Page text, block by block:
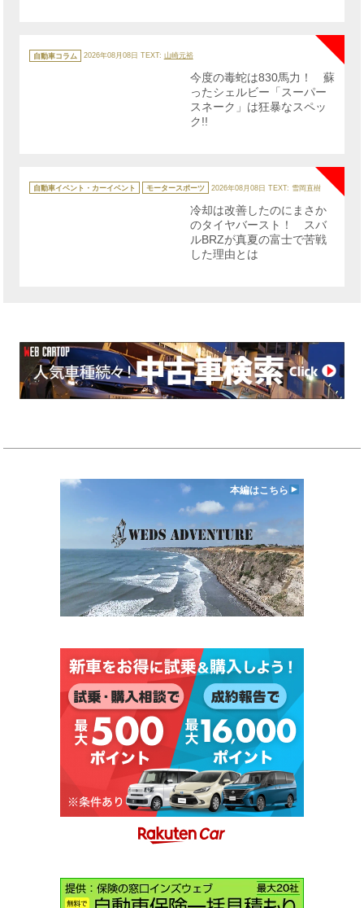
テ
ゴ
自動車コラム 2026年08月08日 TEXT: 山崎元裕
今度の毒蛇は830馬力！ 蘇
ったシェルビー「スーパー
スネーク」は狂暴なスペッ
ク!!
テ
ゴ
自動車イベント・カーイベント モータースポーツ 2026年08月08日 TEXT: 雪岡直樹
冷却は改善したのにまさか
のタイヤバースト！ スバ
ルBRZが真夏の富士で苦戦
した理由とは
本編はこちら